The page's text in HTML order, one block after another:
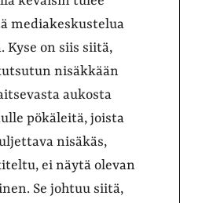
mediakeskustelua
Kyse on siis siitä,
nisäkkään
aukosta
pökäleitä, joista
nisäkäs,
ei näytä olevan
Se johtuu siitä,